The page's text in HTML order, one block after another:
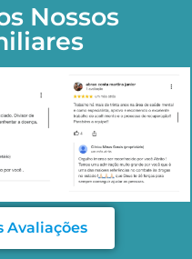
Nossos
Avaliações